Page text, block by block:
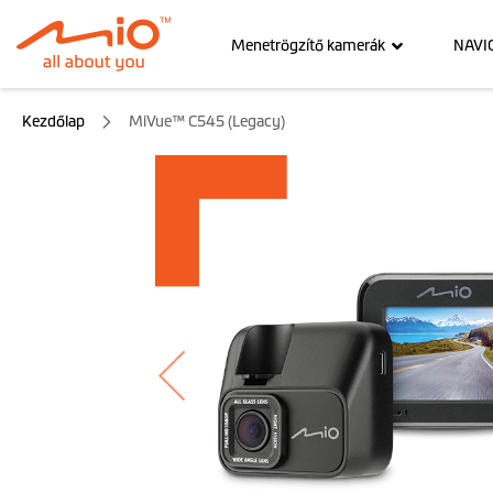
Menetrögzítő kamerák
Kezdőlap MiVue™ C545 (Legacy)